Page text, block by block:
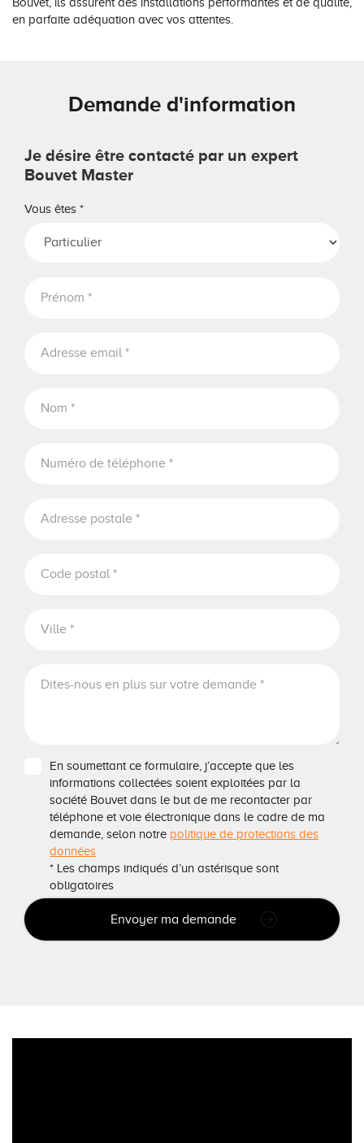
en parfaite adéquation avec vos attentes.
Demande d'information
Je désire être contacté par un expert
Bouvet Master
Vous êtes *
En soumettant ce formulaire, j’accepte que les
informations collectées soient exploitées par la
société Bouvet dans le but de me recontacter par
téléphone et voie électronique dans le cadre de ma
demande, selon notre politique de protections des
données
* Les champs indiqués d’un astérisque sont
obligatoires
Envoyer ma demande